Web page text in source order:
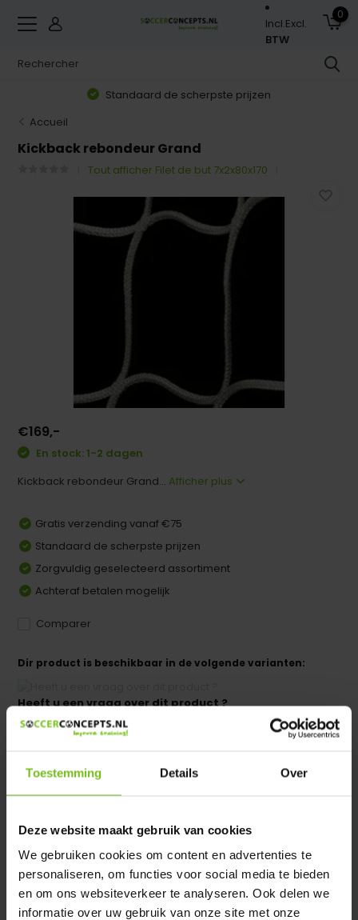
Toestemming Details Over
Deze website maakt gebruik van cookies
We gebruiken cookies om content en advertenties te
personaliseren, om functies voor social media te bieden
en om ons websiteverkeer te analyseren. Ook delen we
informatie over uw gebruik van onze site met onze
Incl.Excl.
BTW
0
Standaard de scherpste prijzen
Accueil
Kickback rebondeur Grand
Tout afficher Filet de but 7x2x80x170
€169,-
En stock: 1-2 dagen
Kickback rebondeur Grand... Afficher plus
Gratis verzending vanaf €75
Standaard de scherpste prijzen
Zorgvuldig geselecteerd assortiment
Achteraf betalen mogelijk
Comparer
Dir product is beschikbaar in de volgende varianten:
Heeft u een vraag over dit product ?
We helpen u graag met meer informatie
Spécifications
Évaluations